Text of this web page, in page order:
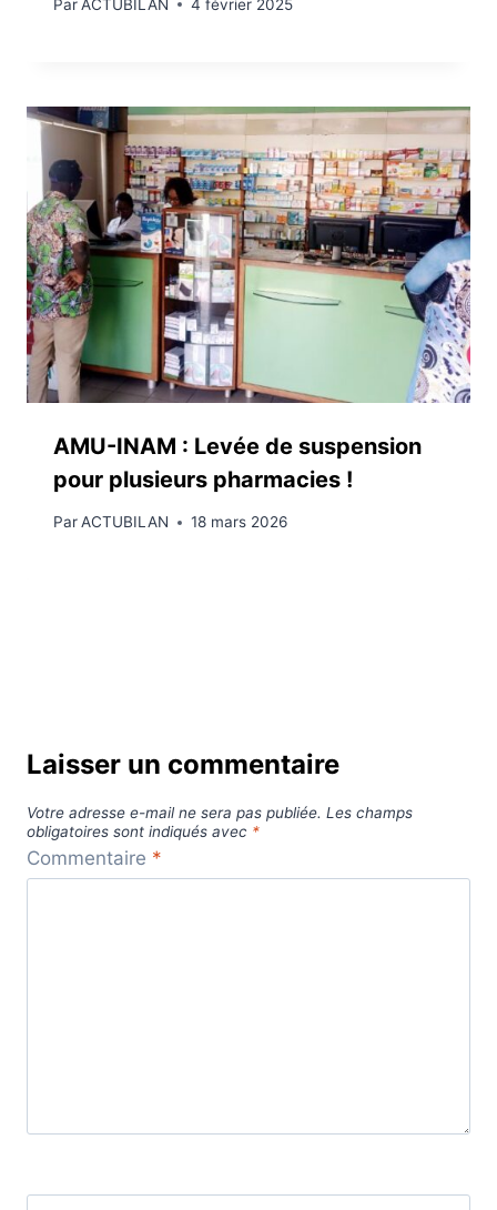
ParACTUBILAN 4 février 2025
AMU-INAM : Levée de suspension
pour plusieurs pharmacies !
ParACTUBILAN 18 mars 2026
Laisser un commentaire
Votre adresse e-mail ne sera pas publiée. Les champs
obligatoires sont indiqués avec *
Commentaire *